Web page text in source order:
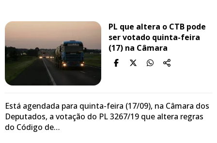
PL que altera o CTB pode
ser votado quinta-feira
(17) na Câmara
Está agendada para quinta-feira (17/09), na Câmara dos
Deputados, a votação do PL 3267/19 que altera regras
do Código de…